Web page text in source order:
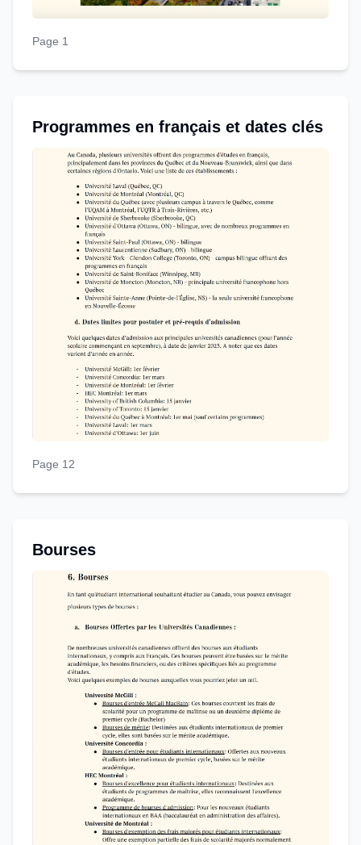
Page 1
Programmes en français et dates clés
Page 12
Bourses